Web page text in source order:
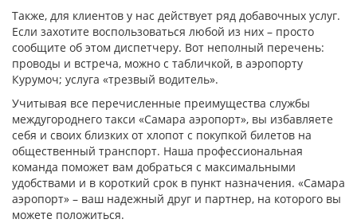
Также, для клиентов у нас действует ряд добавочных услуг.
Если захотите воспользоваться любой из них – просто
сообщите об этом диспетчеру. Вот неполный перечень:
проводы и встреча, можно с табличкой, в аэропорту
Курумоч; услуга «трезвый водитель».
Учитывая все перечисленные преимущества службы
междугороднего такси «Самара аэропорт», вы избавляете
себя и своих близких от хлопот с покупкой билетов на
общественный транспорт. Наша профессиональная
команда поможет вам добраться с максимальными
удобствами и в короткий срок в пункт назначения. «Самара
аэропорт» – ваш надежный друг и партнер, на которого вы
можете положиться.